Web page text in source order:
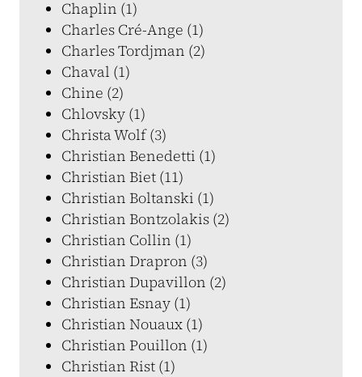
Chaplin (1)
Charles Cré-Ange (1)
Charles Tordjman (2)
Chaval (1)
Chine (2)
Chlovsky (1)
Christa Wolf (3)
Christian Benedetti (1)
Christian Biet (11)
Christian Boltanski (1)
Christian Bontzolakis (2)
Christian Collin (1)
Christian Drapron (3)
Christian Dupavillon (2)
Christian Esnay (1)
Christian Nouaux (1)
Christian Pouillon (1)
Christian Rist (1)